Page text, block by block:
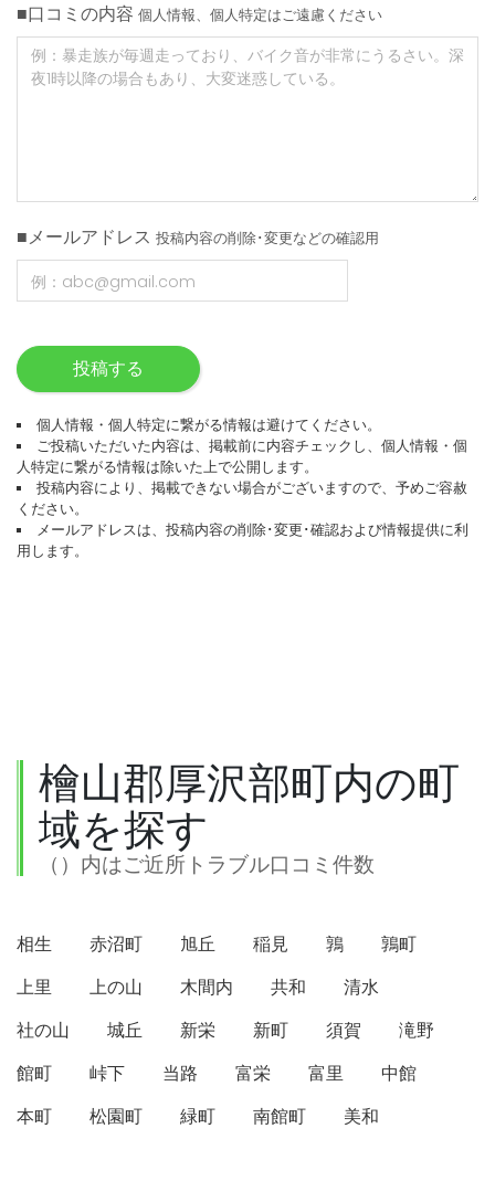
■口コミの内容 個人情報、個人特定はご遠慮ください
■メールアドレス 投稿内容の削除･変更などの確認用
投稿する
個人情報・個人特定に繋がる情報は避けてください。
ご投稿いただいた内容は、掲載前に内容チェックし、個人情報・個
人特定に繋がる情報は除いた上で公開します。
投稿内容により、掲載できない場合がございますので、予めご容赦
ください。
メールアドレスは、投稿内容の削除･変更･確認および情報提供に利
用します。
檜山郡厚沢部町内の町
域を探す
（）内はご近所トラブル口コミ件数
相生 赤沼町 旭丘 稲見 鶉
鶉町
上里
上の山 木間内 共和
清水
社の山
城丘 新栄 新町 須賀
滝野
館町
峠下 当路 富栄 富里
中館
本町
松園町 緑町 南館町 美和